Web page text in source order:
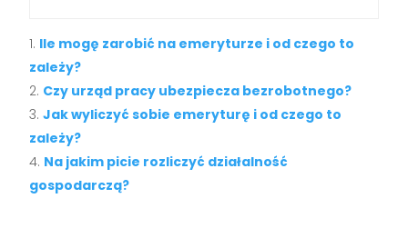
Ile mogę zarobić na emeryturze i od czego to
zależy?
Czy urząd pracy ubezpiecza bezrobotnego?
Jak wyliczyć sobie emeryturę i od czego to
zależy?
Na jakim picie rozliczyć działalność
gospodarczą?